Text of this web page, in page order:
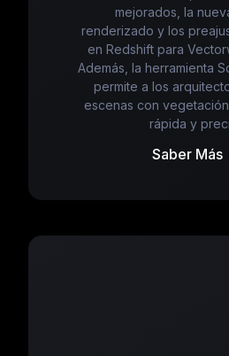
mejorados, la
renderizado y los
en Redshift para
Además, la herramienta
permite a los
escenas con
rápida y
Saber Más